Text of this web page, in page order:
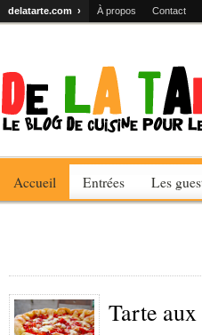
delatarte.com › À propos Contact
Accueil Entrées Les
Tarte